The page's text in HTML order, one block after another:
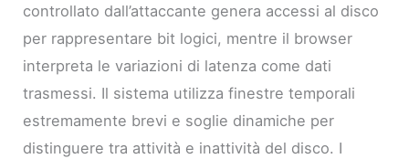
controllato dall’attaccante genera accessi al disco
per rappresentare bit logici, mentre il browser
interpreta le variazioni di latenza come dati
trasmessi. Il sistema utilizza finestre temporali
estremamente brevi e soglie dinamiche per
distinguere tra attività e inattività del disco. I